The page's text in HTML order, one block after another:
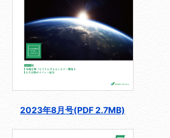
2023年8月号(PDF 2.7MB)